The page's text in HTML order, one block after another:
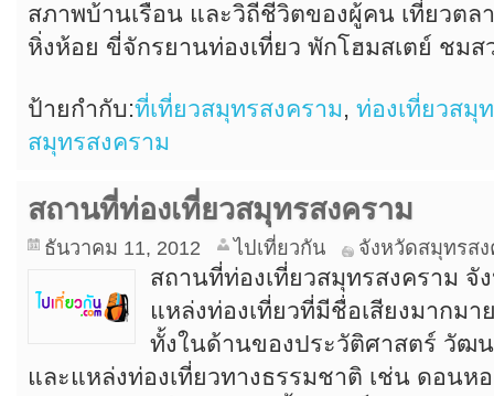
สภาพบ้านเรือน และวิถีชีวิตของผู้คน เที่ยวตล
หิ่งห้อย ขี่จักรยานท่องเที่ยว พักโฮมสเตย์ ชมส
ป้ายกำกับ:ที่เที่ยวสมุทรสงคราม, ท่องเที่ยวสมุ
สมุทรสงคราม
สถานที่ท่องเที่ยวสมุทรสงคราม
ธันวาคม 11, 2012 ไปเที่ยวกัน จังหวัดสมุทรส
สถานที่ท่องเที่ยวสมุทรสงคราม จั
แหล่งท่องเที่ยวที่มีชื่อเสียงมากม
ทั้งในด้านของประวัติศาสตร์ วัฒ
และแหล่งท่องเที่ยวทางธรรมชาติ เช่น ดอน